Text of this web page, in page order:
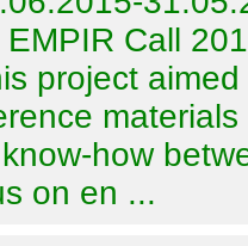
Call
project
how
on en ...